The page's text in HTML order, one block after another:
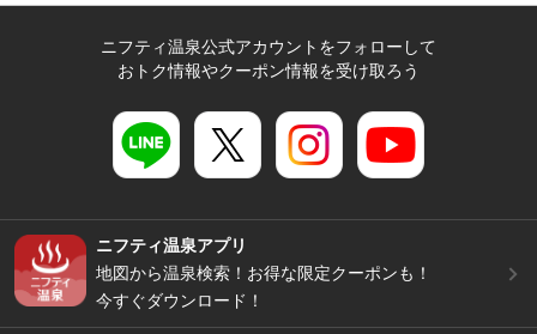
ニフティ温泉公式アカウントをフォローして
おトク情報やクーポン情報を受け取ろう
ニフティ温泉アプリ
地図から温泉検索！お得な限定クーポンも！
今すぐダウンロード！